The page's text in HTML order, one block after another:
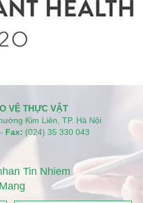
VỆ THỰC VẬT
Kim Liên, TP. Hà Nội
Fax: (024) 35 330 043